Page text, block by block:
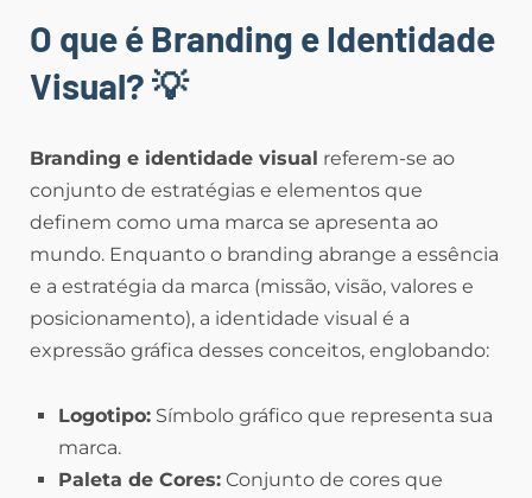
O que é Branding e Identidade
Visual?💡
Branding e identidade visual referem-se ao
conjunto de estratégias e elementos que
definem como uma marca se apresenta ao
mundo. Enquanto o branding abrange a essência
e a estratégia da marca (missão, visão, valores e
posicionamento), a identidade visual é a
expressão gráfica desses conceitos, englobando:
Logotipo: Símbolo gráfico que representa sua
marca.
Paleta de Cores: Conjunto de cores que